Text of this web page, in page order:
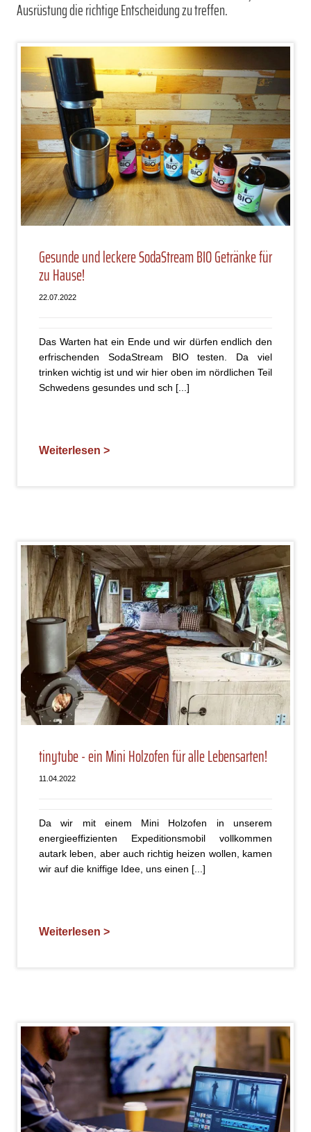
Ausrüstung die richtige Entscheidung zu treffen.
Gesunde und leckere SodaStream BIO Getränke für
zu Hause!
22.07.2022
Das Warten hat ein Ende und wir dürfen endlich den
erfrischenden SodaStream BIO testen. Da viel
trinken wichtig ist und wir hier oben im nördlichen Teil
Schwedens gesundes und sch [...]
Weiterlesen >
tinytube - ein Mini Holzofen für alle Lebensarten!
11.04.2022
Da wir mit einem Mini Holzofen in unserem
energieeffizienten Expeditionsmobil vollkommen
autark leben, aber auch richtig heizen wollen, kamen
wir auf die kniffige Idee, uns einen [...]
Weiterlesen >